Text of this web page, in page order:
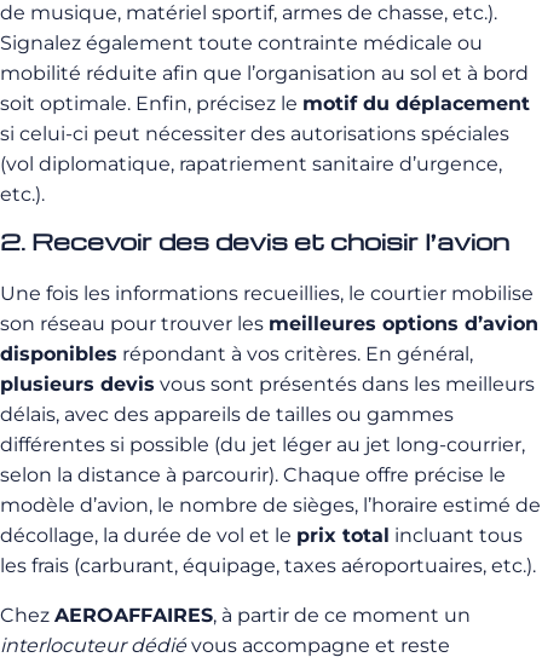
de musique, matériel sportif, armes de chasse, etc.).
Signalez également toute contrainte médicale ou
mobilité réduite afin que l’organisation au sol et à bord
soit optimale. Enfin, précisez le motif du déplacement
si celui-ci peut nécessiter des autorisations spéciales
(vol diplomatique, rapatriement sanitaire d’urgence,
etc.).
2. Recevoir des devis et choisir l’avion
Une fois les informations recueillies, le courtier mobilise
son réseau pour trouver les meilleures options d’avion
disponibles répondant à vos critères. En général,
plusieurs devis vous sont présentés dans les meilleurs
délais, avec des appareils de tailles ou gammes
différentes si possible (du jet léger au jet long-courrier,
selon la distance à parcourir). Chaque offre précise le
modèle d’avion, le nombre de sièges, l’horaire estimé de
décollage, la durée de vol et le prix total incluant tous
les frais (carburant, équipage, taxes aéroportuaires, etc.).
Chez AEROAFFAIRES, à partir de ce moment un
interlocuteur dédiévous accompagne et reste